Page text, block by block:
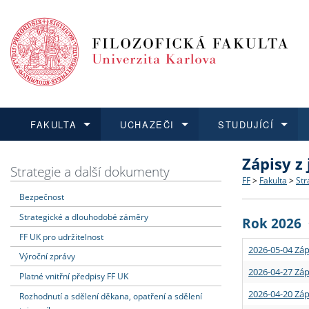
FAKULTA
Dozvědět se více
Struktura
Strategie
Podpora
UCHAZEČI
Podat přihlášku
Co
Učitelské
STUDUJÍCÍ
Dozvědět se více
Rigorózní
Dozvědět se více
O vědě a
Granty a
Dozvědět se více
Aktuální
Strategie a další dokumenty
Bezpečnost
Strategické a dlouhodobé záměry
FF UK pro udržitelnost
Výroční zprávy
Platné vnitřní předpisy FF UK
Rozhodnutí a sdělení děkana, opatření a sdělení
Zápisy
FF > Fakulta >
Rok 2026
2026-05-04
2026-04-27
2026-04-20